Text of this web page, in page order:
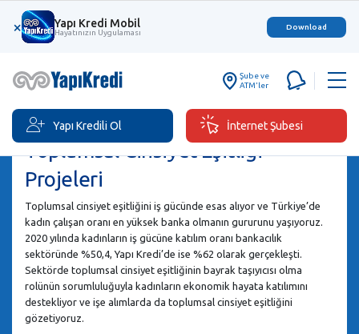
× Yapı Kredi Mobil
Hayatınızın Uygulaması
Download
Şube ve
ATM'ler
Yapı Kredili Ol İnternet Şubesi
Toplumsal Cinsiyet Eşitliği
Projeleri
Toplumsal cinsiyet eşitliğini iş gücünde esas alıyor ve Türkiye’de
kadın çalışan oranı en yüksek banka olmanın gururunu yaşıyoruz.
2020 yılında kadınların iş gücüne katılım oranı bankacılık
sektöründe %50,4, Yapı Kredi’de ise %62 olarak gerçekleşti.
Sektörde toplumsal cinsiyet eşitliğinin bayrak taşıyıcısı olma
rolünün sorumluluğuyla kadınların ekonomik hayata katılımını
destekliyor ve işe alımlarda da toplumsal cinsiyet eşitliğini
gözetiyoruz.